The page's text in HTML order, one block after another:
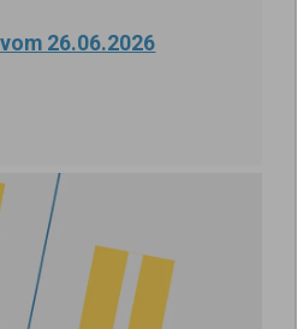
26.06.2026